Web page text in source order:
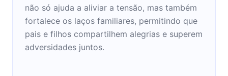
não só ajuda a aliviar a tensão, mas também
fortalece os laços familiares, permitindo que
pais e filhos compartilhem alegrias e superem
adversidades juntos.